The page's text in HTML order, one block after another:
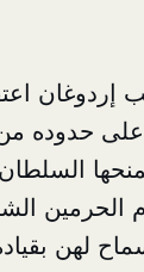
حدوده من
لهن